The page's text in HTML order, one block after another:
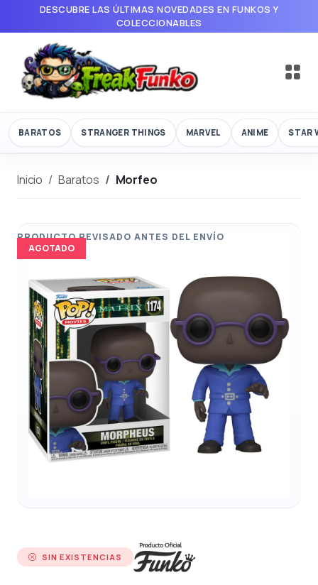
DESCUBRE LAS ÚLTIMAS NOVEDADES EN FUNKOS Y
COLECCIONABLES
BARATOS STRANGER THINGS MARVEL ANIME STAR
Inicio Baratos Morfeo
AGOTADO
SIN EXISTENCIAS